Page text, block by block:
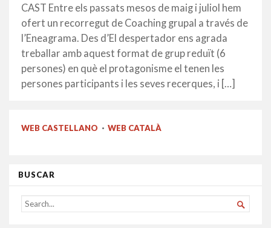
JULIOL
CAST Entre els passats mesos de maig i juliol hem
ofert un recorregut de Coaching grupal a través de
l’Eneagrama. Des d’El despertador ens agrada
treballar amb aquest format de grup reduït (6
persones) en què el protagonisme el tenen les
persones participants i les seves recerques, i […]
WEB CASTELLANO · WEB CATALÀ
BUSCAR
SEARCH
FOR...
